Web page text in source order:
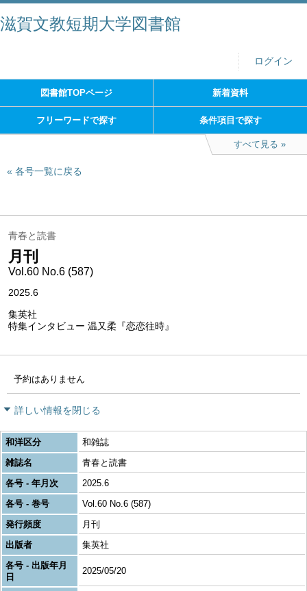
滋賀文教短期大学図書館
ログイン
図書館TOPページ 新着資料
フリーワードで探す 条件項目で探す
すべて見る
各号一覧に戻る
青春と読書
月刊
Vol.60 No.6 (587)
2025.6
集英社
特集インタビュー 温又柔『恋恋往時』
予約はありません
詳しい情報を閉じる
和洋区分
和雑誌
雑誌名
青春と読書
各号 - 年月次
2025.6
各号 - 巻号
Vol.60 No.6 (587)
発行頻度
月刊
出版者
集英社
各号 - 出版年月
日
2025/05/20